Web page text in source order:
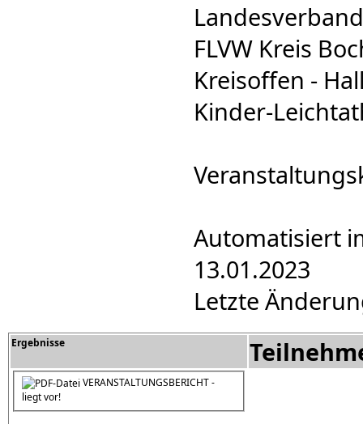
FLVW Kreis
Kreisoffen -
Kinder-
Automatisiert
13.01.2023
Letzte
Ergebnisse
VERANSTALTUNGSBERICHT -
liegt vor!